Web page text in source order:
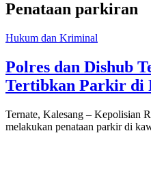
Penataan parkiran
Hukum dan Kriminal
Polres dan Dishub
Tertibkan Parkir di
Ternate, Kalesang – Kepolisian
melakukan penataan parkir di